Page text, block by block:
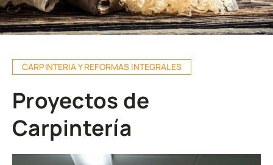
Contacto
CARPINTERIA Y REFORMAS INTEGRALES
Proyectos de
Carpintería